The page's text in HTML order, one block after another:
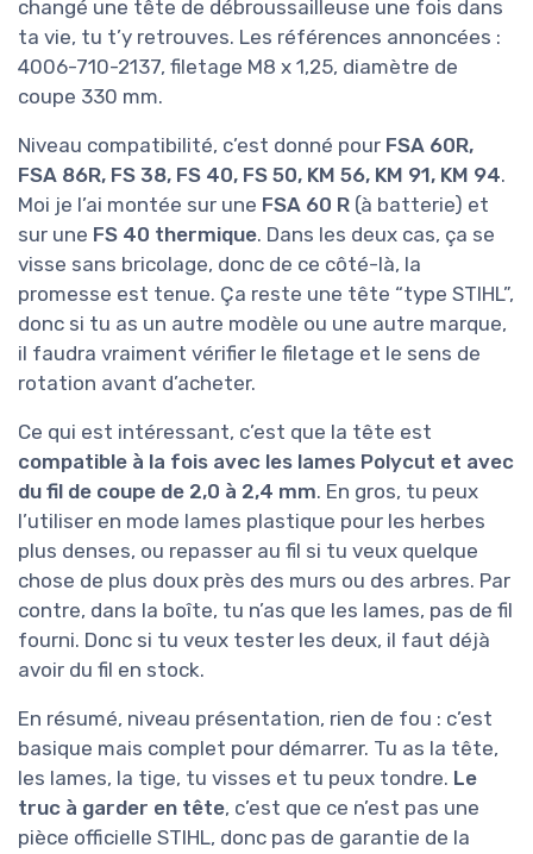
changé une tête de débroussailleuse une fois dans
ta vie, tu t’y retrouves. Les références annoncées :
4006-710-2137, filetage M8 x 1,25, diamètre de
coupe 330 mm.
Niveau compatibilité, c’est donné pour FSA 60R,
FSA 86R, FS 38, FS 40, FS 50, KM 56, KM 91, KM 94.
Moi je l’ai montée sur une FSA 60 R (à batterie) et
sur une FS 40 thermique. Dans les deux cas, ça se
visse sans bricolage, donc de ce côté-là, la
promesse est tenue. Ça reste une tête “type STIHL”,
donc si tu as un autre modèle ou une autre marque,
il faudra vraiment vérifier le filetage et le sens de
rotation avant d’acheter.
Ce qui est intéressant, c’est que la tête est
compatible à la fois avec les lames Polycut et avec
du fil de coupe de 2,0 à 2,4 mm. En gros, tu peux
l’utiliser en mode lames plastique pour les herbes
plus denses, ou repasser au fil si tu veux quelque
chose de plus doux près des murs ou des arbres. Par
contre, dans la boîte, tu n’as que les lames, pas de fil
fourni. Donc si tu veux tester les deux, il faut déjà
avoir du fil en stock.
En résumé, niveau présentation, rien de fou : c’est
basique mais complet pour démarrer. Tu as la tête,
les lames, la tige, tu visses et tu peux tondre. Le
truc à garder en tête, c’est que ce n’est pas une
pièce officielle STIHL, donc pas de garantie de la